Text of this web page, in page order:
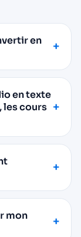
en
en texte
les cours
mon